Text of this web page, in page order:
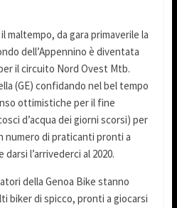
maltempo, da gara primaverile la
dell’Appennino è diventata
il circuito Nord Ovest Mtb.
(GE) confidando nel bel tempo
ottimistiche per il fine
d’acqua dei giorni scorsi) per
numero di praticanti pronti a
l’arrivederci al 2020.
della Genoa Bike stanno
biker di spicco, pronti a giocarsi